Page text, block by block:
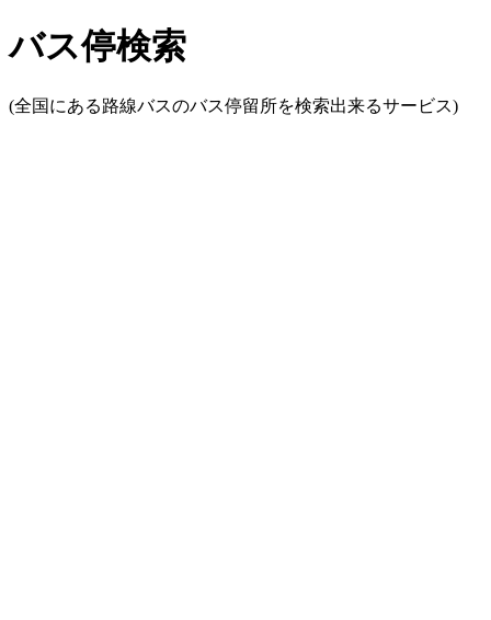
バス停検索
(全国にある路線バスのバス停留所を検索出来るサービス)